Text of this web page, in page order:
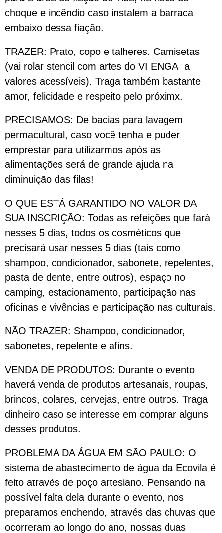
choque e incêndio caso instalem a barraca
embaixo dessa fiação.
TRAZER: Prato, copo e talheres. Camisetas
(vai rolar stencil com artes do VI ENGA a
valores acessíveis). Traga também bastante
amor, felicidade e respeito pelo próximx.
PRECISAMOS: De bacias para lavagem
permacultural, caso você tenha e puder
emprestar para utilizarmos após as
alimentações será de grande ajuda na
diminuição das filas!
O QUE ESTÁ GARANTIDO NO VALOR DA
SUA INSCRIÇÃO: Todas as refeições que fará
nesses 5 dias, todos os cosméticos que
precisará usar nesses 5 dias (tais como
shampoo, condicionador, sabonete, repelentes,
pasta de dente, entre outros), espaço no
camping, estacionamento, participação nas
oficinas e vivências e participação nas culturais.
NÃO TRAZER: Shampoo, condicionador,
sabonetes, repelente e afins.
VENDA DE PRODUTOS: Durante o evento
haverá venda de produtos artesanais, roupas,
brincos, colares, cervejas, entre outros. Traga
dinheiro caso se interesse em comprar alguns
desses produtos.
PROBLEMA DA ÁGUA EM SÃO PAULO: O
sistema de abastecimento de água da Ecovila é
feito através de poço artesiano. Pensando na
possível falta dela durante o evento, nos
preparamos enchendo, através das chuvas que
ocorreram ao longo do ano, nossas duas